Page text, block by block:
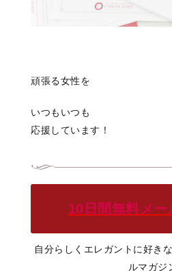
頑張る女性を
いつもいつも
応援しています！
10日間無料メー
自分らしくエレガントに好き
ルマガジ